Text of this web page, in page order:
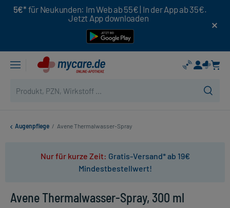
5€* für Neukunden: Im Web ab 55€ | In der App ab 35€.
Jetzt App downloaden
Augenpflege / Avene Thermalwasser-Spray
Nur für kurze Zeit: Gratis-Versand* ab 19€
Mindestbestellwert!
Avene Thermalwasser-Spray, 300 ml